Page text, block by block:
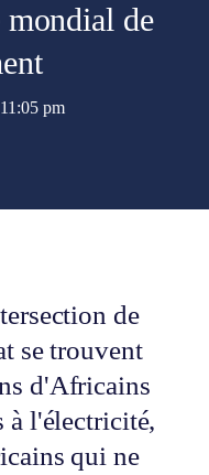
mondial de
11:05 pm
de
se trouvent
d'Africains
à l'électricité,
qui ne